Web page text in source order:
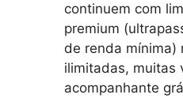
continuem com
premium
de renda mínima)
ilimitadas, muitas
acompanhante